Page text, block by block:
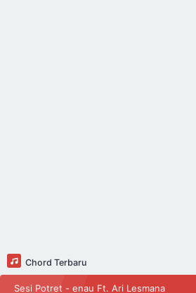
Chord Terbaru
Sesi Potret - enau Ft. Ari Lesmana